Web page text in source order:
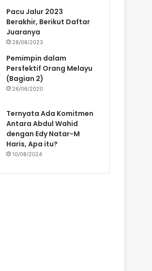
Pacu Jalur 2023
Berakhir, Berikut Daftar
Juaranya
28/08/2023
Pemimpin dalam
Persfektif Orang Melayu
(Bagian 2)
26/06/2020
Ternyata Ada Komitmen
Antara Abdul Wahid
dengan Edy Natar-M
Haris, Apa itu?
10/08/2024